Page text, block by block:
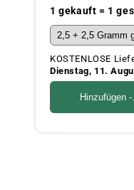
Preis
1 gekauft = 1
KOSTENLOSE
Dienstag, 11.
Hinzufügen -.